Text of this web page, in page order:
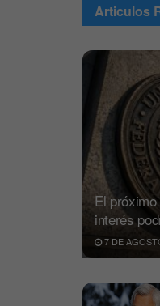
Articulos
El
interés
7 DE